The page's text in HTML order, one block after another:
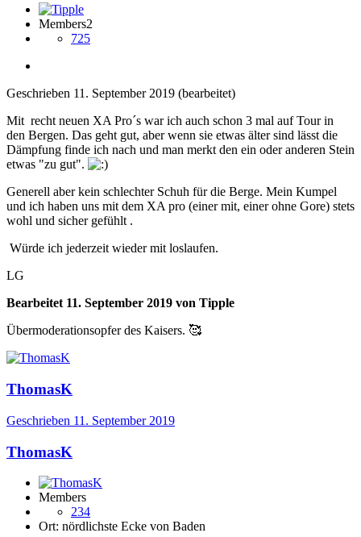
Members2
725
Geschrieben 11. September 2019 (bearbeitet)
Mit recht neuen XA Pro´s war ich auch schon 3 mal auf Tour in
den Bergen. Das geht gut, aber wenn sie etwas älter sind lässt die
Dämpfung finde ich nach und man merkt den ein oder anderen Stein
etwas "zu gut".
Generell aber kein schlechter Schuh für die Berge. Mein Kumpel
und ich haben uns mit dem XA pro (einer mit, einer ohne Gore) stets
wohl und sicher gefühlt .
Würde ich jederzeit wieder mit loslaufen.
LG
Bearbeitet 11. September 2019 von Tipple
Übermoderationsopfer des Kaisers. 🥰
ThomasK
Geschrieben 11. September 2019
ThomasK
Members
234
Ort: nördlichste Ecke von Baden